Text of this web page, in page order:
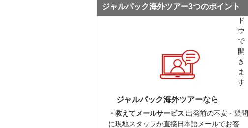
ジャルパック海外ツアー3つのポイント
ジャルパック海外ツアーなら
・教えてメールサービス 出発前の不安・疑問
に現地スタッフが直接日本語メールでお答